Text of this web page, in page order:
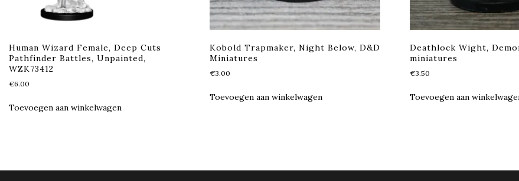
Human Wizard Female, Deep Cuts
Pathfinder Battles, Unpainted,
WZK73412
€6.00
Toevoegen aan winkelwagen
Kobold Trapmaker, Night Below, D&D
Miniatures
€3.00
Toevoegen aan winkelwagen
Deathlock Wight,
miniatures
€3.50
Toevoegen aan